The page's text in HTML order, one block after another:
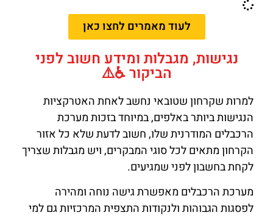
לעוד מאמרים לחצו כאן
נגישות, מגבלות ומידע חשוב לפני
הביקור ♿⚠️
למרות שקרחון שטובאי נחשב לאחת האטרקציות
הנגישות ביותר באלפים, במיוחד בזכות מערכת
הרכבלים המודרנית שלו, חשוב לדעת שלא כל אזור
הקרחון מתאים לכל סוגי המבקרים, ויש מגבלות שצריך
לקחת בחשבון לפני שמגיעים.
מערכת הרכבלים מאפשרת גישה נוחה ומהירה
לפסגות הגבוהות ולנקודות התצפית המרכזיות גם למי